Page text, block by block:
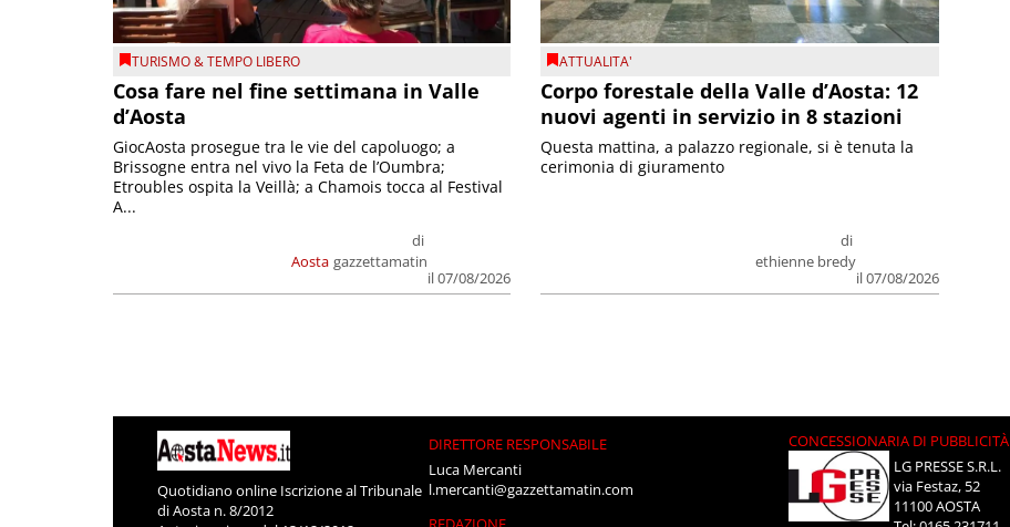
TURISMO & TEMPO LIBERO
Cosa fare nel fine settimana in Valle
d’Aosta
Aosta
di
gazzettamatin
il 07/08/2026
GiocAosta prosegue tra le vie del capoluogo; a
Brissogne entra nel vivo la Feta de l’Oumbra;
Etroubles ospita la Veillà; a Chamois tocca al Festival
A...
ATTUALITA'
Corpo forestale della Valle d’Aosta: 12
nuovi agenti in servizio in 8 stazioni
di
ethienne bredy
il 07/08/2026
Questa mattina, a palazzo regionale, si è tenuta la
cerimonia di giuramento
Quotidiano online Iscrizione al Tribunale
di Aosta n. 8/2012
DIRETTORE RESPONSABILE
Luca Mercanti
l.mercanti@gazzettamatin.com
CONCESSIONARIA DI PUBBLICITÀ
LG PRESSE S.R.L.
via Festaz, 52
11100 AOSTA